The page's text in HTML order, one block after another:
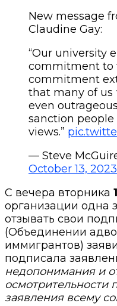
New message
Claudine Gay:
“Our university
commitment to
commitment
that many of us
even
sanction people
views.”
— Steve
October 13, 2023
С вечера вторника
организации одна
отзывать свои
(Объединении
иммигрантов)
подписала
недопонимания и
осмотрительности
заявления всему